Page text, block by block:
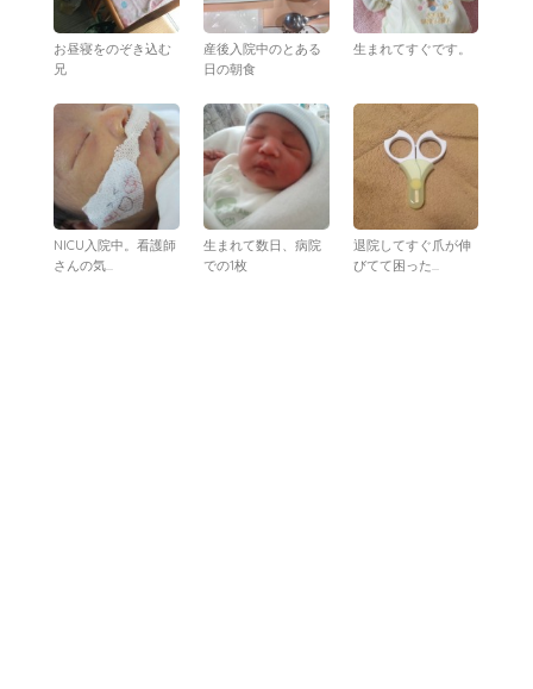
お昼寝をのぞき込む
兄
産後入院中のとある
日の朝食
生まれてすぐです。
NICU入院中。看護師
さんの気...
生まれて数日、病院
での1枚
退院してすぐ爪が伸
びてて困った...